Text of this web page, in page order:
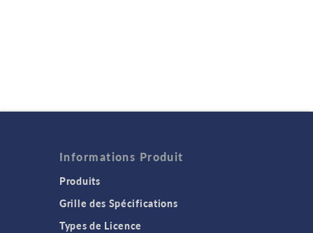
Informations Produit
Produits
Grille des Spécifications
Types de Licence